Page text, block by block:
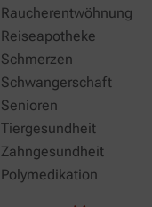
Raucherentwöhnung
Reiseapotheke
Schmerzen
Schwangerschaft
Senioren
Tiergesundheit
Zahngesundheit
Polymedikation